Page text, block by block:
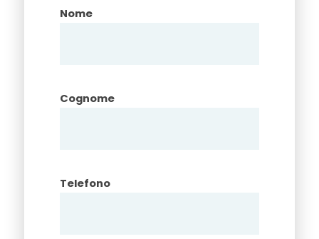
Nome
Cognome
Telefono